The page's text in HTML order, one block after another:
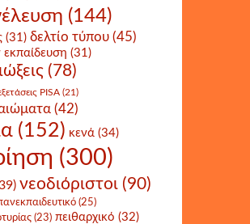
(144)
(31) δελτίο τύπου (45)
(31)
(78)
PISA (21)
(42)
(152) κενά (34)
(300)
νεοδιόριστοι (90)
(25)
(23) πειθαρχικό (32)